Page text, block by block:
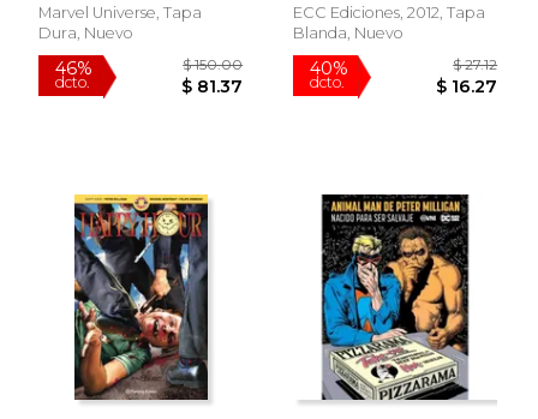
$ 24.64
Marvel Universe, Tapa
Dura, Nuevo
ECC Ediciones, 2012, Tapa
Blanda, Nuevo